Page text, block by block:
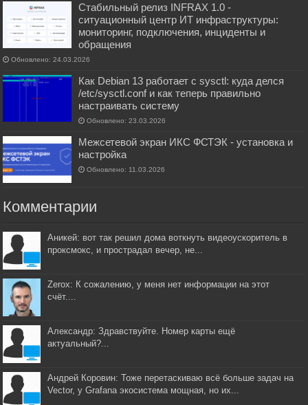
Стабильный релиз INFRAX 1.0 -
ситуационный центр ИТ инфраструктуры:
мониторинг, подключения, инциденты и
обращения
Обновлено: 24.03.2026
Как Debian 13 работает с sysctl: куда делся
/etc/sysctl.conf и как теперь правильно
настраивать систему
Обновлено: 23.03.2026
Межсетевой экран ИКС ФСТЭК - установка и
настройка
Обновлено: 11.03.2026
Комментарии
Аникей: вот так решил дома воткнуть видеоускоритель в
проксмокс, и прострадал вечер, не...
Zerox: К сожалению, у меня нет информации на этот
счёт....
Александр: Здравствуйте. Номер карты ещё
актуальный?...
Андрей Коровин: Тоже перетаскиваю всё больше задач на
Vector, у Grafana экосистема мощная, но их...